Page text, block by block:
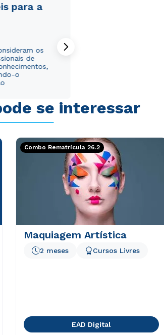
para a
os
de
o
se interessar
Combo Rematrícula 26.2
Maquiagem Artística
2 meses Cursos Livres
EAD Digital
ou
Política de Privacidade.e
sejam utilizados para o
do Sul.
ou
Política de Privacidade.e
sejam utilizados para o
do Sul.